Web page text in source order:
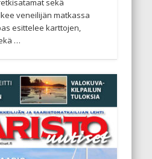
veneilijän matkassa
esittelee karttojen,
…